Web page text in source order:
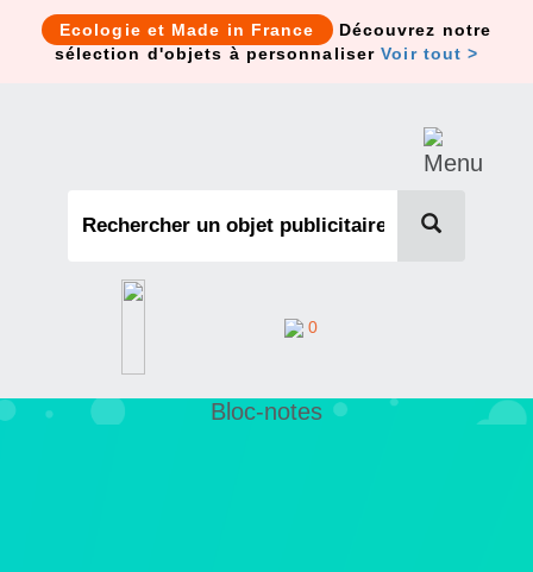
Ecologie et Made in France
Découvrez notre
sélection d'objets à personnaliserVoir tout >
0
Bloc-notes
Cookies management panel